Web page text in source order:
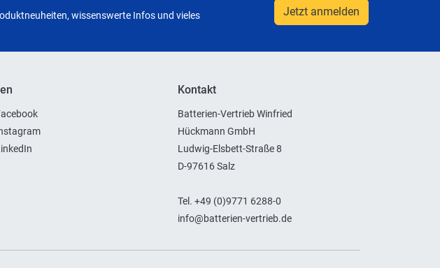
wissenswerte Infos und vieles
Jetzt anmelden
Kontakt
Batterien-Vertrieb Winfried
Hückmann GmbH
Ludwig-Elsbett-Straße 8
D-97616 Salz
Tel. +49 (0)9771 6288-0
info@batterien-vertrieb.de